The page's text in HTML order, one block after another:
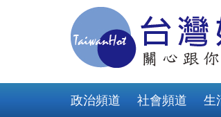
政治頻道 社會頻道 生